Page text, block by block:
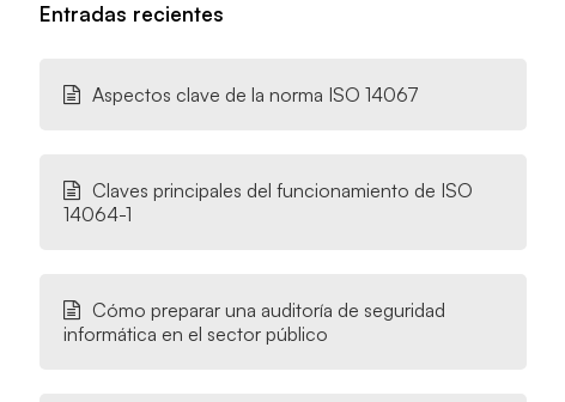
Entradas recientes
Aspectos clave de la norma ISO 14067
Claves principales del funcionamiento de ISO
14064-1
Cómo preparar una auditoría de seguridad
informática en el sector público